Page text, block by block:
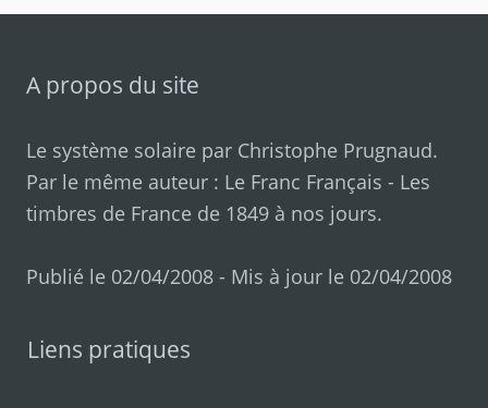
A propos du site
Le système solaire par Christophe Prugnaud.
Par le même auteur : Le Franc Français - Les
timbres de France de 1849 à nos jours.
Publié le 02/04/2008 - Mis à jour le 02/04/2008
Liens pratiques